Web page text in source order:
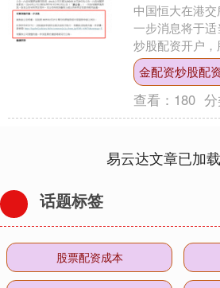
中国恒大在港
一步消息将于
炒股配资开户
日，中国恒大发
息，中国香港高
金配资炒股配
查看： 180 分
易云达文章已加
话题标签
股票配资成本